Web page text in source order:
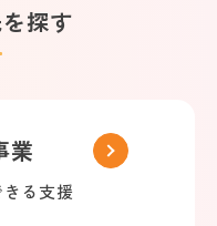
探す
業
る支援